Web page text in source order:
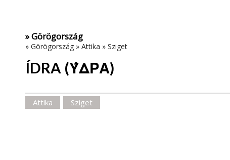
» Görögország
» Görögország » Attika » Sziget
ÍDRA (ΎΔΡΑ)
Attika Sziget